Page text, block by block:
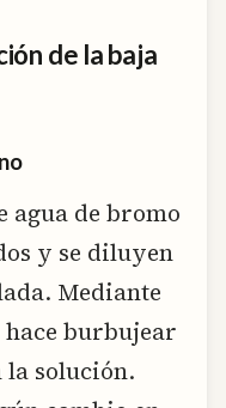
de la baja
agua de bromo
y se diluyen
Mediante
burbujear
la solución.